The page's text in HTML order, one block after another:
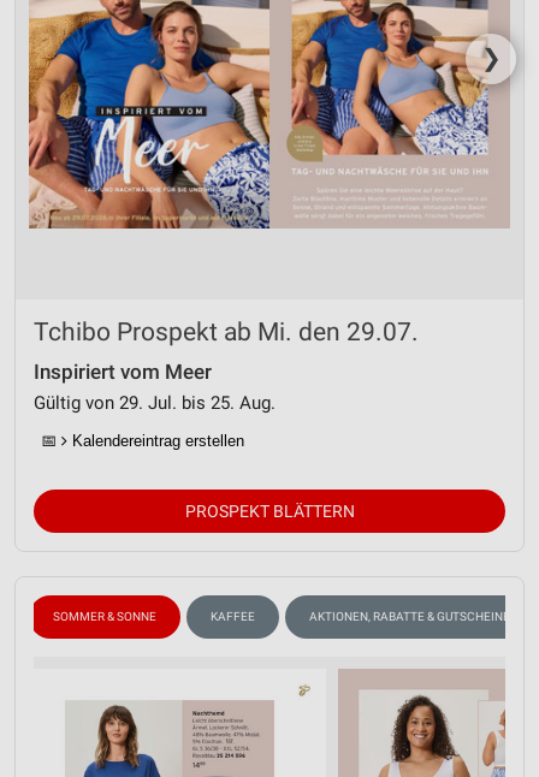
❯
Tchibo Prospekt ab Mi. den 29.07.
Inspiriert vom Meer
Gültig von 29. Jul. bis 25. Aug.
📅 Kalendereintrag erstellen
PROSPEKT BLÄTTERN
SOMMER & SONNE KAFFEE AKTIONEN, RABATTE & GUTSCHEINE